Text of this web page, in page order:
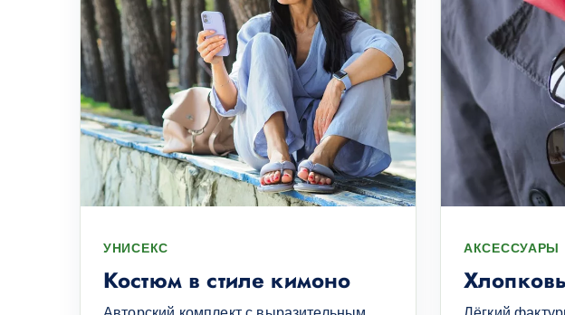
УНИСЕКС
Костюм в стиле кимоно
АКСЕССУАРЫ